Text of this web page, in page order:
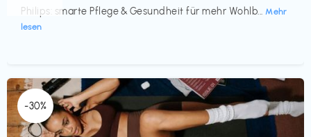
Philips: smarte Pflege & Gesundheit für mehr Wohlb... Mehr
lesen
-30%